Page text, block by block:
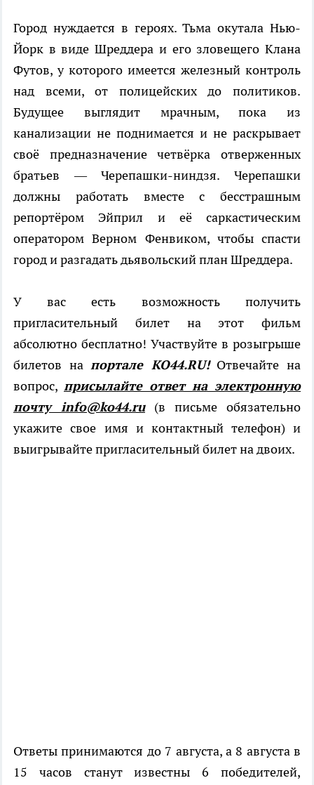
Город нуждается в героях. Тьма окутала Нью-
Йорк в виде Шреддера и его зловещего Клана
Футов, у которого имеется железный контроль
над всеми, от полицейских до политиков.
Будущее выглядит мрачным, пока из
канализации не поднимается и не раскрывает
своё предназначение четвёрка отверженных
братьев — Черепашки-ниндзя. Черепашки
должны работать вместе с бесстрашным
репортёром Эйприл и её саркастическим
оператором Верном Фенвиком, чтобы спасти
город и разгадать дьявольский план Шреддера.
У вас есть возможность получить
пригласительный билет на этот фильм
абсолютно бесплатно! Участвуйте в розыгрыше
билетов напортале KO44.RU!Отвечайте на
вопрос, присылайте ответ на электронную
почту info@ko44.ru(в письме обязательно
укажите свое имя и контактный телефон) и
выигрывайте пригласительный билет на двоих.
Ответы принимаются до 7 августа, а 8 августа в
15 часов станут известны 6 победителей,